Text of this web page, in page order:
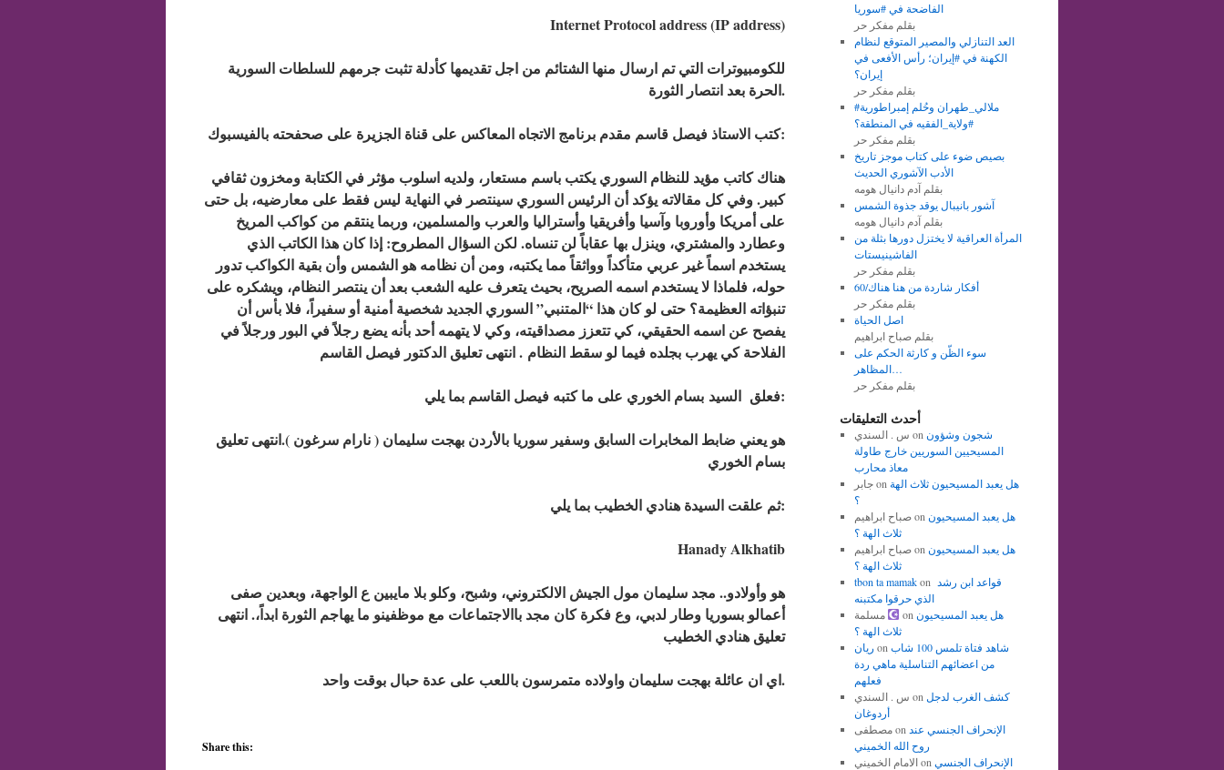
Internet Protocol address(IP address)
الحرة بعد انتصار الثورة.
كتب الاستاذ فيصل قاسم مقدم برنامج الاتجاه المعاكس على قناة الجزيرة على صحفحته بالفيسبوك:
هناك كاتب مؤيد للنظام السوري يكتب باسم مستعار، ولديه اسلوب مؤثر في الكتابة ومخزون ثقافي
كبير. وفي كل مقالاته يؤكد أن الرئيس السوري سينتصر في النهاية ليس فقط على معارضيه، بل حتى
على أمريكا وأوروبا وآسيا وأفريقيا وأستراليا والعرب والمسلمين، وربما ينتقم من كواكب المريخ
وعطارد والمشتري، وينزل بها عقاباً لن تنساه. لكن السؤال المطروح: إذا كان هذا الكاتب الذي
يستخدم اسماً غير عربي متأكداً وواثقاً مما يكتبه، ومن أن نظامه هو الشمس وأن بقية الكواكب تدور
حوله، فلماذا لا يستخدم اسمه الصريح، بحيث يتعرف عليه الشعب بعد أن ينتصر النظام، ويشكره على
تنبؤاته العظيمة؟ حتى لو كان هذا “المتنبي” السوري الجديد شخصية أمنية أو سفيراً، فلا بأس أن
يفصح عن اسمه الحقيقي، كي تتعزز مصداقيته، وكي لا يتهمه أحد بأنه يضع رجلاً في البور ورجلاً في
الفلاحة كي يهرب بجلده فيما لو سقط النظام . انتهى تعليق الدكتور فيصل القاسم
فعلق السيد بسام الخوري على ما كتبه فيصل القاسم بما يلي:
هو يعني ضابط المخابرات السابق وسفير سوريا بالأردن بهجت سليمان ( نارام سرغون ).انتهى تعليق
بسام الخوري
ثم علقت السيدة هنادي الخطيب بما يلي:
Hanady Alkhatib
أعمالو بسوريا وطار لدبي، وع فكرة كان مجد باالاجتماعات مع موظفينو ما يهاجم الثورة ابداً،. انتهى
تعليق هنادي الخطيب
اي ان عائلة بهجت سليمان واولاده متمرسون باللعب على عدة حبال بوقت واحد.
Share this:
الفاضحة في #سوريا
بقلم مفكر حر
العد التنازلي والمصير المتوقع لنظام
الكهنة في #إيران؛ رأس الأفعى في
إيران؟
بقلم مفكر حر
#ملالي_طهران وحُلم إمبراطورية
#ولاية_الفقيه في المنطقة؟
بقلم مفكر حر
بصيص ضوء على كتاب موجز تاريخ
الأدب الآشوري الحديث
بقلم آدم دانيال هومه
آشور بانيبال يوقد جذوة الشمس
بقلم آدم دانيال هومه
المرأة العراقية لا يختزل دورها بثلة من
الفاشينيستات
بقلم مفكر حر
أفكار شاردة من هنا هناك/60
بقلم مفكر حر
اصل الحياة
بقلم صباح ابراهيم
سوء الظّن و كارثة الحكم على
المظاهر…
بقلم مفكر حر
أحدث التعليقات
س . السندي on شجون وشؤون
المسيحيين السوريين خارج طاولة
معاذ محارب
جابرon هل يعبد المسيحيون ثلاث الهة
؟
صباح ابراهيمon هل يعبد المسيحيون
ثلاث الهة ؟
صباح ابراهيمon هل يعبد المسيحيون
ثلاث الهة ؟
tbon ta mamakon
الذي حرقوا مكتبنه
مسلمة
onهل يعبد المسيحيون
ثلاث الهة ؟
ريان on شاهد فتاة تلمس 100 شاب
من اعضائهم التناسلية ماهي ردة
فعلهم
س . السندي on كشف الغرب لدجل
أردوغان
مصطفىon الإنحراف الجنسي عند
روح الله الخميني
الامام الخمينيon الإنحراف الجنسي